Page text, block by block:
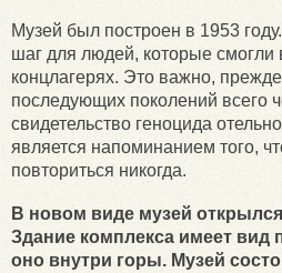
Музей был построен в 1953
шаг для людей, которые смогли
концлагерях. Это важно,
последующих поколений всего
свидетельство геноцида
является напоминанием того,
повториться никогда.
В новом виде музей
Здание комплекса имеет
оно внутри горы. Музей